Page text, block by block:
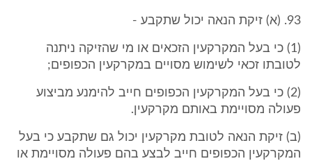
93. (א) זיקת הנאה יכול שתקבע -
(1) כי בעל המקרקעין הזכאים או מי שהזיקה ניתנה
לטובתו זכאי לשימוש מסויים במקרקעין הכפופים;
(2) כי בעל המקרקעין הכפופים חייב להימנע מביצוע
פעולה מסויימת באותם מקרקעין.
(ב) זיקת הנאה לטובת מקרקעין יכול גם שתקבע כי בעל
המקרקעין הכפופים חייב לבצע בהם פעולה מסויימת או